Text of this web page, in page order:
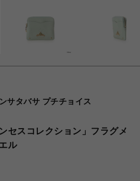
サタバサ プチチョイス
セスコレクション」フラグメ
ル